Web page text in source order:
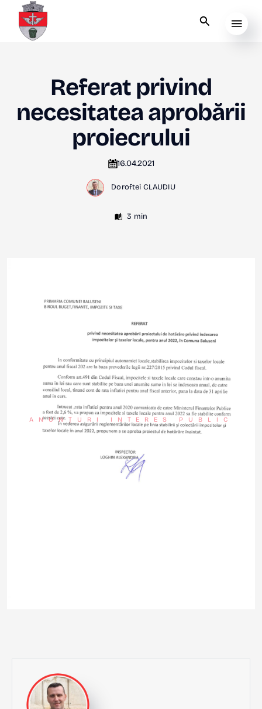
Referat privind
necesitatea aprobării
proiecrului
16.04.2021
Doroftei CLAUDIU
3 min
ANUNȚURI INTERES PUBLIC